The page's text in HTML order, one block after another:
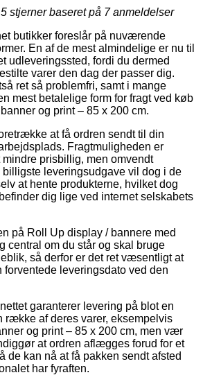
stjerner baseret på 7anmeldelser
butikker foreslår på nuværende
En af de mest almindelige er nu til
udleveringssted, fordi du dermed
varer den dag der passer dig.
ret så problemfri, samt i mange
mest betalelige form for fragt ved køb
og print – 85 x 200 cm.
at få ordren sendt til din
Fragtmuligheden er
prisbillig, men omvendt
leveringsudgave vil dog i de
at hente produkterne, hvilket dog
dig lige ved internet selskabets
på Roll Up display / bannere med
om du står og skal bruge
så derfor er det ret væsentligt at
forventede leveringsdato ved den
garanterer levering på blot en
række af deres varer, eksempelvis
og print – 85 x 200 cm, men vær
at ordren aflægges forud for et
de kan nå at få pakken sendt afsted
har fyraften.